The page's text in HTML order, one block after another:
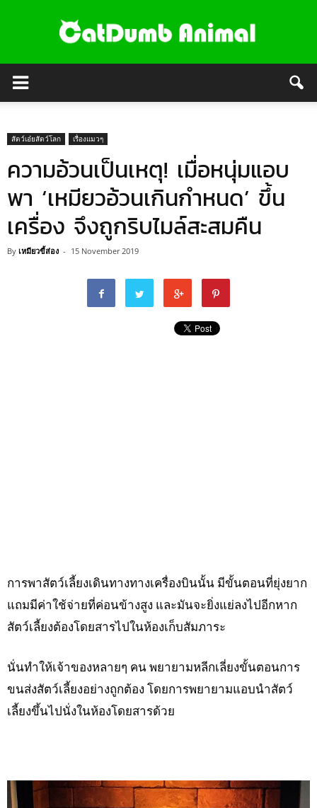
สัตว์เอ๋ยสัตว์โลก เรื่องแมวๆ
ความอ้วนเป็นเหตุ! เมื่อหนุ่มแอบ
พา ‘เหมียวอ้วนเกินกำหนด’ ขึ้น
เครื่อง จึงถูกริบไมล์สะสมคืน
By เหมียวขี้ส่อง - 15 November 2019
การพาสัตว์เลี้ยงเดินทางทางเครื่องบินนั้น มีขั้นตอนที่ยุ่งยาก
แถมมีค่าใช้จ่ายที่ค่อนข้างสูง และมันจะยิ่งแย่ลงไปอีกหาก
สัตว์เลี้ยงต้องโดยสารไปในห้องเก็บสัมภาระ
นั่นทำให้เจ้าของหลายๆ คน พยายามหลีกเลี่ยงขั้นตอนการ
ขนส่งสัตว์เลี้ยงอย่างถูกต้อง โดยการพยายามแอบนำสัตว์
เลี้ยงขึ้นไปนั่งในห้องโดยสารด้วย